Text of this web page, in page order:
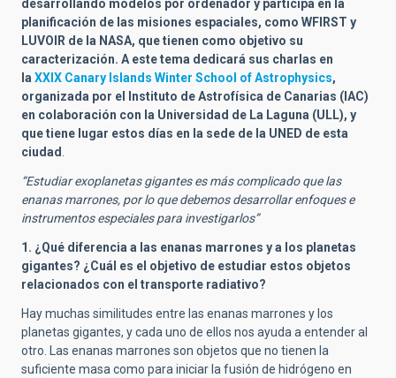
desarrollando modelos por ordenador y participa en la
planificación de las misiones espaciales, como WFIRST y
LUVOIR de la NASA, que tienen como objetivo su
caracterización. A este tema dedicará sus charlas en
laXXIX Canary Islands Winter School of Astrophysics,
organizada por el Instituto de Astrofísica de Canarias (IAC)
en colaboración con la Universidad de La Laguna (ULL), y
que tiene lugar estos días en la sede de la UNED de esta
ciudad.
“Estudiar exoplanetas gigantes es más complicado que las
enanas marrones, por lo que debemos desarrollar enfoques e
instrumentos especiales para investigarlos”
1. ¿Qué diferencia a las enanas marrones y a los planetas
gigantes? ¿Cuál es el objetivo de estudiar estos objetos
relacionados con el transporte radiativo?
Hay muchas similitudes entre las enanas marrones y los
planetas gigantes, y cada uno de ellos nos ayuda a entender al
otro. Las enanas marrones son objetos que no tienen la
suficiente masa como para iniciar la fusión de hidrógeno en